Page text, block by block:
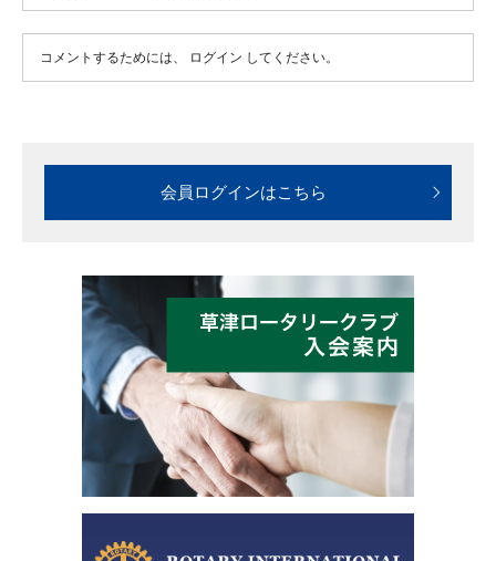
コメントするためには、 ログイン してください。
会員ログインはこちら